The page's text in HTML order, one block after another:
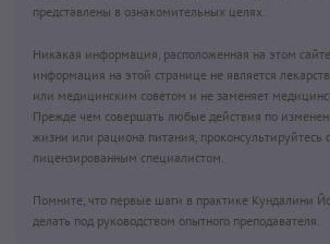
представлены в ознакомительных целях.
Никакая информация, расположенная на этом
информация на этой странице не является
или медицинским советом и не заменяет
Прежде чем совершать любые действия по
жизни или рациона питания, проконсультируйтесь
лицензированным специалистом.
Помните, что первые шаги в практике Кундалини
делать под руководством опытного преподавателя.